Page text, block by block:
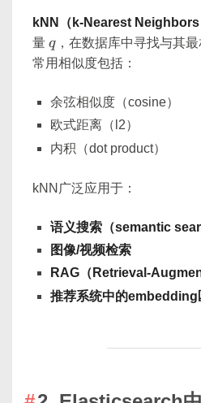
kNN（k-Nearest Neighbors
量 q
q，在数据库中寻找与其最
常用相似度包括：
余弦相似度（cosine）
欧式距离（l2）
内积（dot product）
kNN广泛应用于：
语义搜索（semantic
图像/视频检索
RAG（Retrieval-
推荐系统中的embedding